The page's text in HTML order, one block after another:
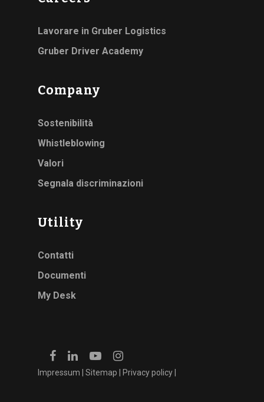
Lavorare in Gruber Logistics
Gruber Driver Academy
Company
Sostenibilità
Whistleblowing
Valori
Segnala discriminazioni
Utility
Contatti
Documenti
My Desk
Impressum Sitemap Privacy policy